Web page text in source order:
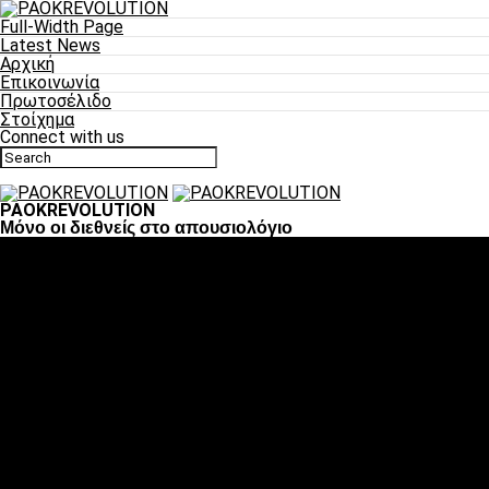
Full-Width Page
Latest News
Αρχική
Επικοινωνία
Πρωτοσέλιδο
Στοίχημα
Connect with us
PAOKREVOLUTION
Μόνο οι διεθνείς στο απουσιολόγιο